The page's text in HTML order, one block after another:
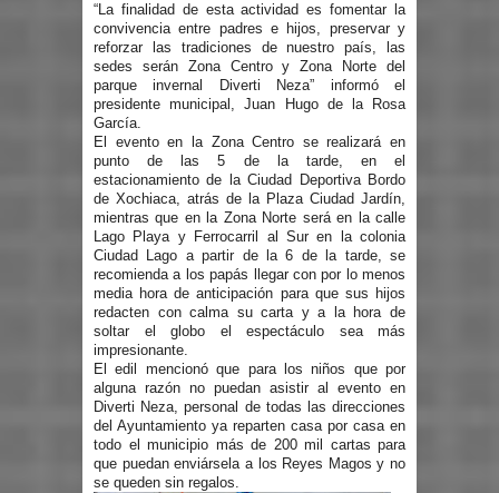
“La finalidad de esta actividad es fomentar la
convivencia entre padres e hijos, preservar y
reforzar las tradiciones de nuestro país, las
sedes serán Zona Centro y Zona Norte del
parque invernal Diverti Neza” informó el
presidente municipal, Juan Hugo de la Rosa
García.
El evento en la Zona Centro se realizará en
punto de las 5 de la tarde, en el
estacionamiento de la Ciudad Deportiva Bordo
de Xochiaca, atrás de la Plaza Ciudad Jardín,
mientras que en la Zona Norte será en la calle
Lago Playa y Ferrocarril al Sur en la colonia
Ciudad Lago a partir de la 6 de la tarde, se
recomienda a los papás llegar con por lo menos
media hora de anticipación para que sus hijos
redacten con calma su carta y a la hora de
soltar el globo el espectáculo sea más
impresionante.
El edil mencionó que para los niños que por
alguna razón no puedan asistir al evento en
Diverti Neza, personal de todas las direcciones
del Ayuntamiento ya reparten casa por casa en
todo el municipio más de 200 mil cartas para
que puedan enviársela a los Reyes Magos y no
se queden sin regalos.